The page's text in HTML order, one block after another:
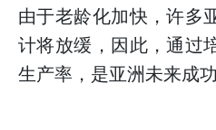
由于老龄化加快，许多
计将放缓，因此，通过
生产率，是亚洲未来成